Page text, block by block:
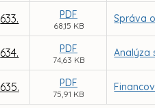
633. PDF
68,15 KB
Správa
634. PDF
74,63 KB
Analýza
635. PDF
75,91 KB